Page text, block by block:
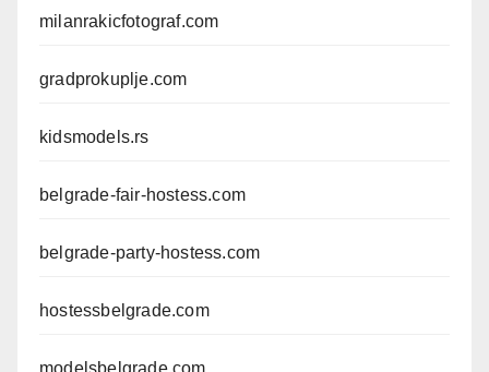
milanrakicfotograf.com
gradprokuplje.com
kidsmodels.rs
belgrade-fair-hostess.com
belgrade-party-hostess.com
hostessbelgrade.com